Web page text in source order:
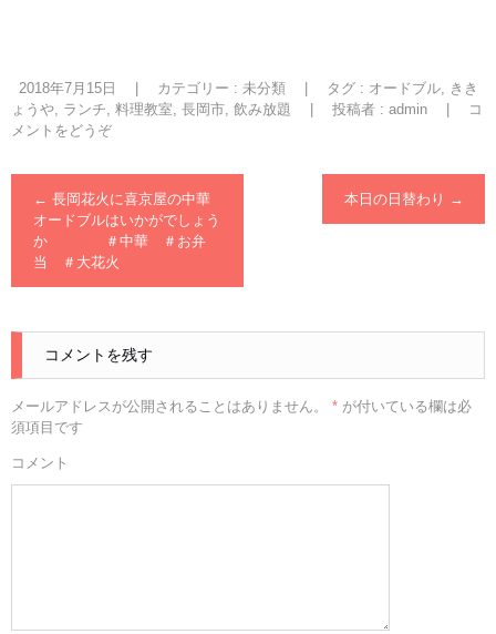
2018年7月15日 カテゴリー : 未分類 タグ : オードブル, きき
ょうや, ランチ, 料理教室, 長岡市, 飲み放題 投稿者 : admin
コ
メントをどうぞ
← 長岡花火に喜京屋の中華
オードブルはいかがでしょう
か ＃中華 ＃お弁
当 ＃大花火
本日の日替わり →
コメントを残す
メールアドレスが公開されることはありません。 * が付いている欄は必
須項目です
コメント